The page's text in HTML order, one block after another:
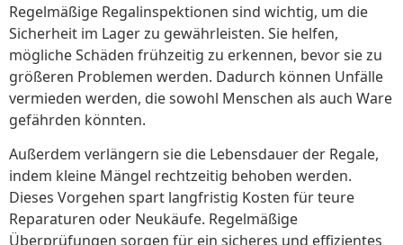
Regelmäßige Regalinspektionen sind wichtig, um die
Sicherheit im Lager zu gewährleisten. Sie helfen,
mögliche Schäden frühzeitig zu erkennen, bevor sie zu
größeren Problemen werden. Dadurch können Unfälle
vermieden werden, die sowohl Menschen als auch Ware
gefährden könnten.
Außerdem verlängern sie die Lebensdauer der Regale,
indem kleine Mängel rechtzeitig behoben werden.
Dieses Vorgehen spart langfristig Kosten für teure
Reparaturen oder Neukäufe. Regelmäßige
Überprüfungen sorgen für ein sicheres und effizientes